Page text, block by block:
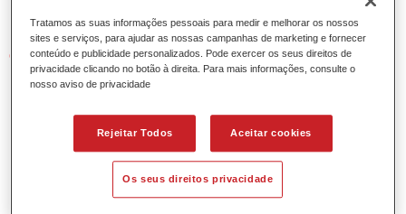
Características do produto
Simples e rápido de aplicar.
orientação de efeito.
Promove tempos de processo curtos.
Permite um disfarce fácil e fiável.
Proporciona uma óptima cobertura.
Utilizada na repintura de cores de efeito especial OEM.
Tratamos as suas informações pessoais para medir e melhorar os nossos
sites e serviços, para ajudar as nossas campanhas de marketing e fornecer
conteúdo e publicidade personalizados. Pode exercer os seus direitos de
privacidade clicando no botão à direita. Para mais informações, consulte o
nosso aviso de privacidade
Rejeitar Todos Aceitar cookies
Os seus direitos privacidade